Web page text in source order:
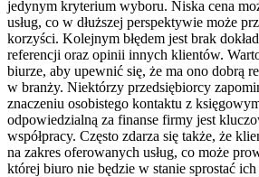
jedynym kryterium wyboru. Niska cena
usług, co w dłuższej perspektywie może
korzyści. Kolejnym błędem jest brak
referencji oraz opinii innych klientów.
biurze, aby upewnić się, że ma ono dobrą
w branży. Niektórzy przedsiębiorcy
znaczeniu osobistego kontaktu z
odpowiedzialną za finanse firmy jest
współpracy. Często zdarza się także, że
na zakres oferowanych usług, co może
której biuro nie będzie w stanie sprostać